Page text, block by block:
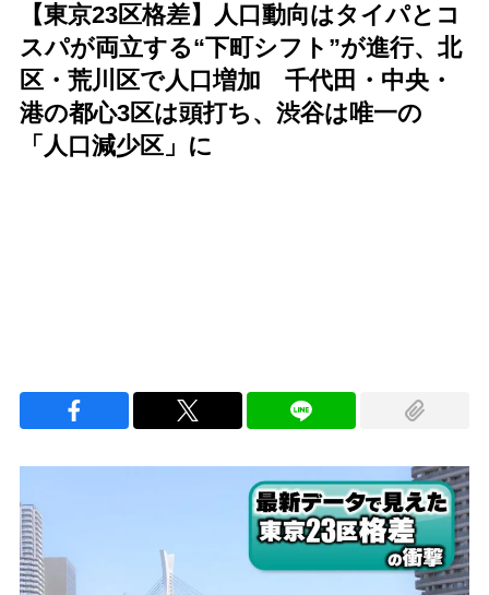
【東京23区格差】人口動向はタイパとコ
スパが両立する“下町シフト”が進行、北
区・荒川区で人口増加 千代田・中央・
港の都心3区は頭打ち、渋谷は唯一の
「人口減少区」に